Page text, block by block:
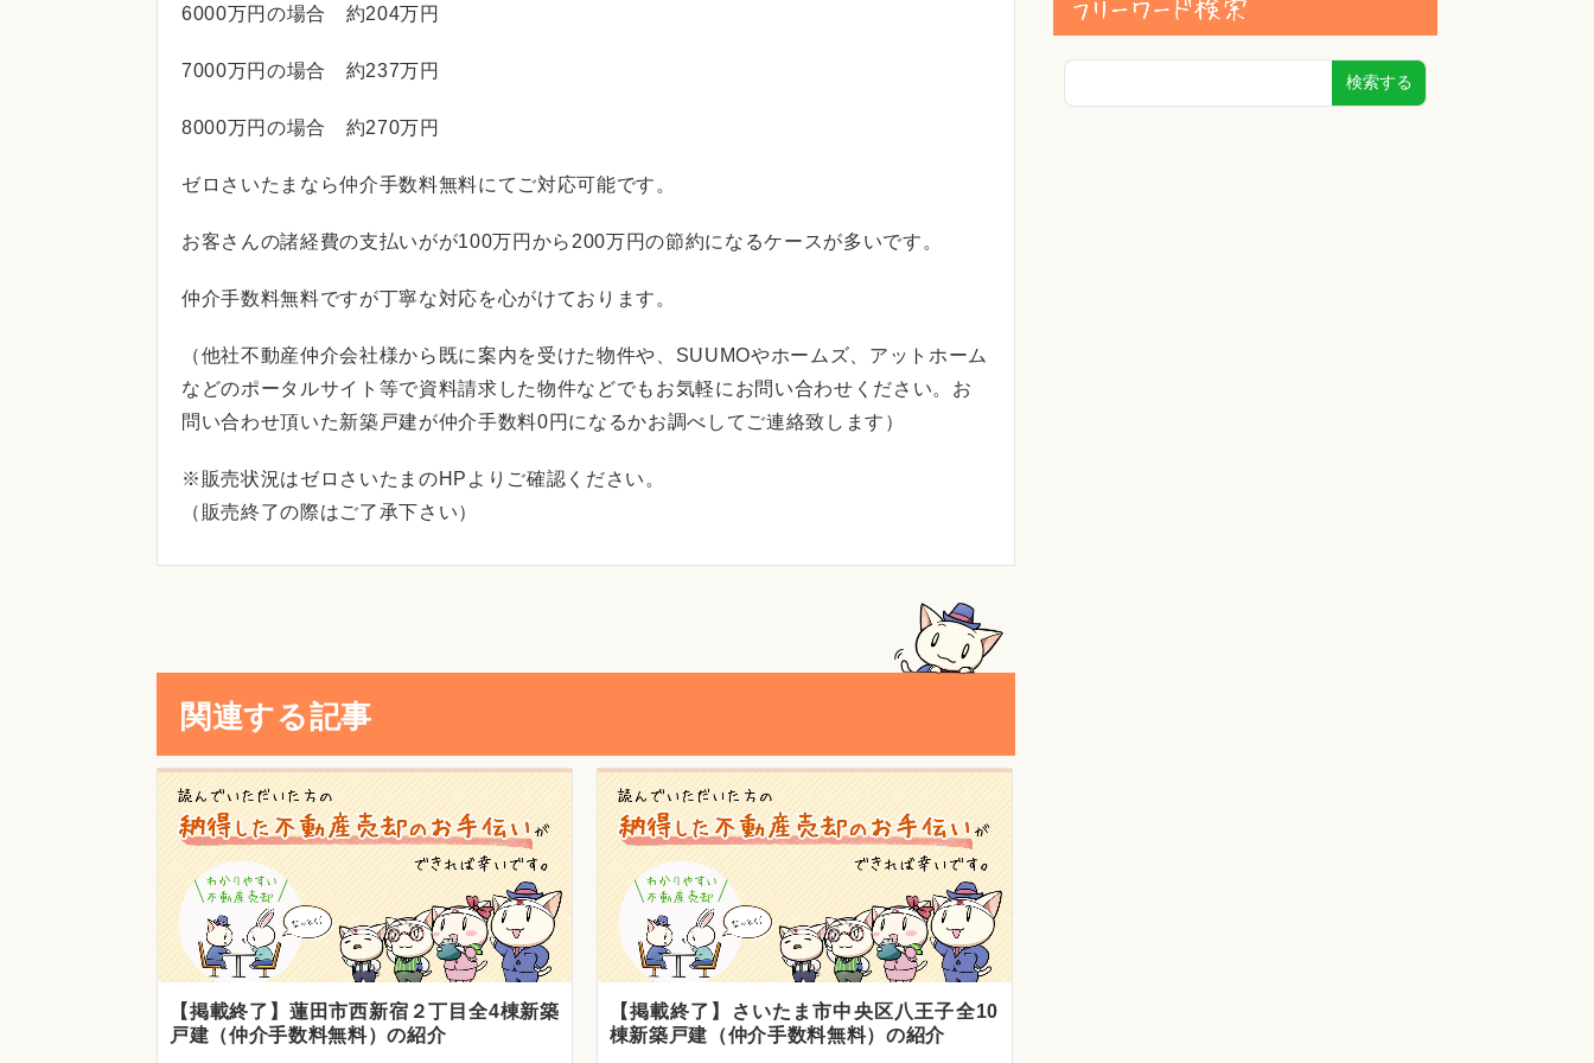
6000万円の場合 約204万円
7000万円の場合 約237万円
8000万円の場合 約270万円
ゼロさいたまなら仲介手数料無料にてご対応可能です。
お客さんの諸経費の支払いがが100万円から200万円の節約になるケースが多いです。
仲介手数料無料ですが丁寧な対応を心がけております。
（他社不動産仲介会社様から既に案内を受けた物件や、SUUMOやホームズ、アットホーム
などのポータルサイト等で資料請求した物件などでもお気軽にお問い合わせください。お
問い合わせ頂いた新築戸建が仲介手数料0円になるかお調べしてご連絡致します）
※販売状況はゼロさいたまのHPよりご確認ください。
（販売終了の際はご了承下さい）
関連する記事
【掲載終了】蓮田市西新宿２丁目全4棟新築
戸建（仲介手数料無料）の紹介
【掲載終了】さいたま市中央区八王子全10
棟新築戸建（仲介手数料無料）の紹介